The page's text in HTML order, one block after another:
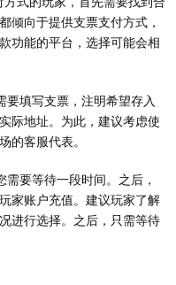
倾向于提供支票支付方式，
功能的平台，选择可能会相
填写支票，注明希望存入
际地址。为此，建议考虑使
的客服代表。
要等待一段时间。之后，
家账户充值。建议玩家了解
进行选择。之后，只需等待